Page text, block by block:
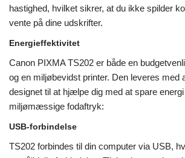
hastighed, hvilket sikrer, at du ikke spilder
vente på dine udskrifter.
Energieffektivitet
Canon PIXMA TS202 er både en
og en miljøbevidst printer. Den leveres med
designet til at hjælpe dig med at spare
miljømæssige fodaftryk:
USB-forbindelse
TS202 forbindes til din computer via USB,